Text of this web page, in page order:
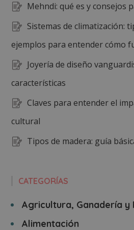
Mehndi: qué es y consejos
Sistemas de climatización:
ejemplos para entender cómo
Joyería de diseño
características
Claves para entender el
cultural
Tipos de madera: guía
CATEGORÍAS
Agricultura, Ganadería y
Alimentación